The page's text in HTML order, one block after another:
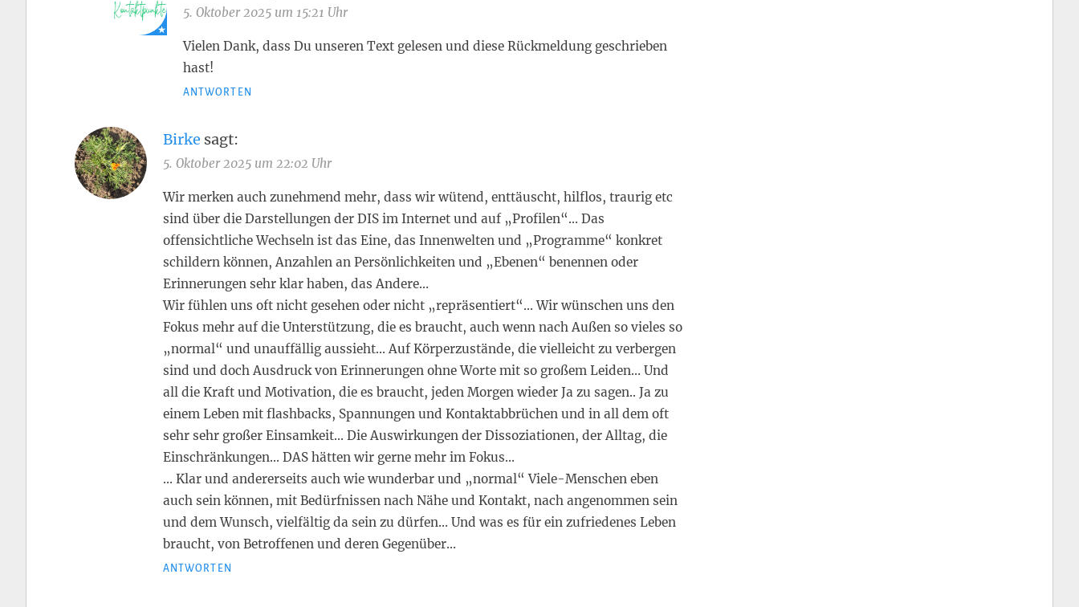
5. Oktober 2025 um 15:21 Uhr
Vielen Dank, dass Du unseren Text gelesen und diese Rückmeldung geschrieben
hast!
ANTWORTEN
Birke sagt:
5. Oktober 2025 um 22:02 Uhr
Wir merken auch zunehmend mehr, dass wir wütend, enttäuscht, hilflos, traurig etc
sind über die Darstellungen der DIS im Internet und auf „Profilen“… Das
offensichtliche Wechseln ist das Eine, das Innenwelten und „Programme“ konkret
schildern können, Anzahlen an Persönlichkeiten und „Ebenen“ benennen oder
Erinnerungen sehr klar haben, das Andere…
Wir fühlen uns oft nicht gesehen oder nicht „repräsentiert“… Wir wünschen uns den
Fokus mehr auf die Unterstützung, die es braucht, auch wenn nach Außen so vieles so
„normal“ und unauffällig aussieht… Auf Körperzustände, die vielleicht zu verbergen
sind und doch Ausdruck von Erinnerungen ohne Worte mit so großem Leiden… Und
all die Kraft und Motivation, die es braucht, jeden Morgen wieder Ja zu sagen.. Ja zu
einem Leben mit flashbacks, Spannungen und Kontaktabbrüchen und in all dem oft
sehr sehr großer Einsamkeit… Die Auswirkungen der Dissoziationen, der Alltag, die
Einschränkungen… DAS hätten wir gerne mehr im Fokus…
… Klar und andererseits auch wie wunderbar und „normal“ Viele-Menschen eben
auch sein können, mit Bedürfnissen nach Nähe und Kontakt, nach angenommen sein
und dem Wunsch, vielfältig da sein zu dürfen… Und was es für ein zufriedenes Leben
braucht, von Betroffenen und deren Gegenüber…
ANTWORTEN